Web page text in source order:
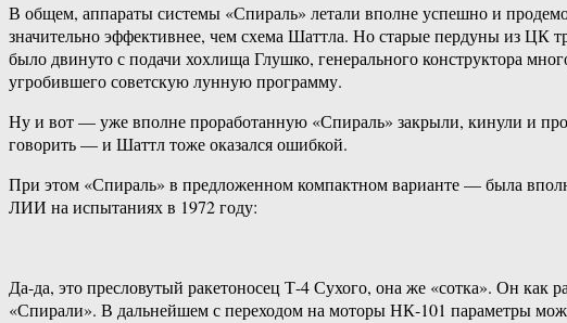
В общем, аппараты системы «Спираль» летали вполне успешно и
значительно эффективнее, чем схема Шаттла. Но старые пердуны из ЦК
было двинуто с подачи хохлища Глушко, генерального конструктора
угробившего советскую лунную программу.
Ну и вот — уже вполне проработанную «Спираль» закрыли, кинули и
говорить — и Шаттл тоже оказался ошибкой.
При этом «Спираль» в предложенном компактном варианте — была
ЛИИ на испытаниях в 1972 году:
Да-да, это пресловутый ракетоносец Т-4 Сухого, она же «сотка». Он как
«Спирали». В дальнейшем с переходом на моторы НК-101 параметры